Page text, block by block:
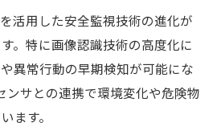
目される安全監視の最新事例
で高まる警備の信頼性
向上に不可欠なリアルタイム
活用した安全監視技術の進化が
。特に画像認識技術の高度化に
異常行動の早期検知が可能にな
ンサとの連携で環境変化や危険物
ます。